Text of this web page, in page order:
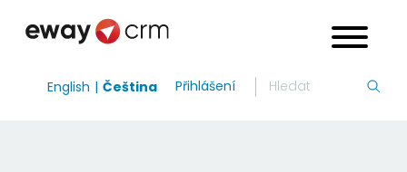
English Čeština Přihlášení